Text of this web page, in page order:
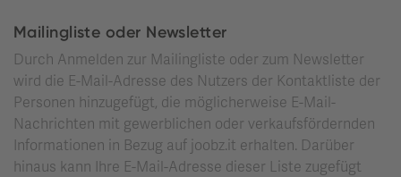
Mailingliste oder Newsletter
Durch Anmelden zur Mailingliste oder zum Newsletter
wird die E-Mail-Adresse des Nutzers der Kontaktliste der
Personen hinzugefügt, die möglicherweise E-Mail-
Nachrichten mit gewerblichen oder verkaufsfördernden
Informationen in Bezug auf joobz.it erhalten. Darüber
hinaus kann Ihre E-Mail-Adresse dieser Liste zugefügt